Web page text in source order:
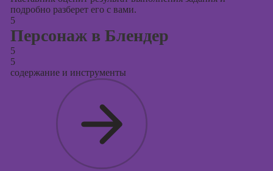
подробно разберет его с вами.
5
Персонаж в Блендер
5
5
содержание и инструменты